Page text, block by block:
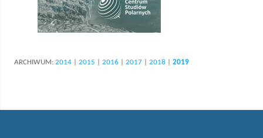
ARCHIWUM: 2014| 2015 2016 2017| 2018 2019